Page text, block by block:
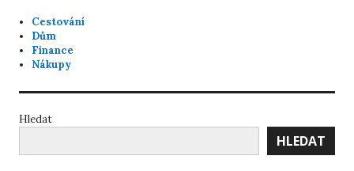
Cestování
Dům
Finance
Nákupy
Hledat
HLEDAT